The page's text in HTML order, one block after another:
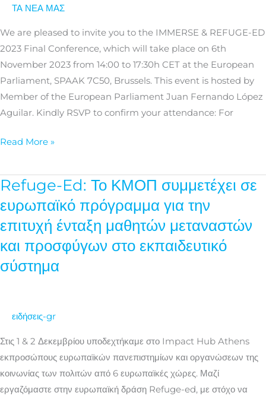
ΤΑ ΝΕΑ ΜΑΣ
We are pleased to invite you to the IMMERSE & REFUGE-ED
2023 Final Conference, which will take place on 6th
November 2023 from 14:00 to 17:30h CET at the European
Parliament, SPAAK 7C50, Brussels. This event is hosted by
Member of the European Parliament Juan Fernando López
Aguilar. Kindly RSVP to confirm your attendance: For
migrant
through
research
Read More »
Refuge-Ed: Το ΚΜΟΠ συμμετέχει σε
ευρωπαϊκό πρόγραμμα για την
επιτυχή ένταξη μαθητών μεταναστών
και προσφύγων στο εκπαιδευτικό
σύστημα
ειδήσεις-gr
Στις 1 & 2 Δεκεμβρίου υποδεχτήκαμε στο Impact Hub Athens
εκπροσώπους ευρωπαϊκών πανεπιστημίων και οργανώσεων της
κοινωνίας των πολιτών από 6 ευρωπαϊκές χώρες. Μαζί
εργαζόμαστε στην ευρωπαϊκή δράση Refuge-ed, με στόχο να
Refuge-
Το
ΚΜΟΠ
συμμετέχει
σε
επιτυχή
ένταξη
μαθητών
μεταναστών